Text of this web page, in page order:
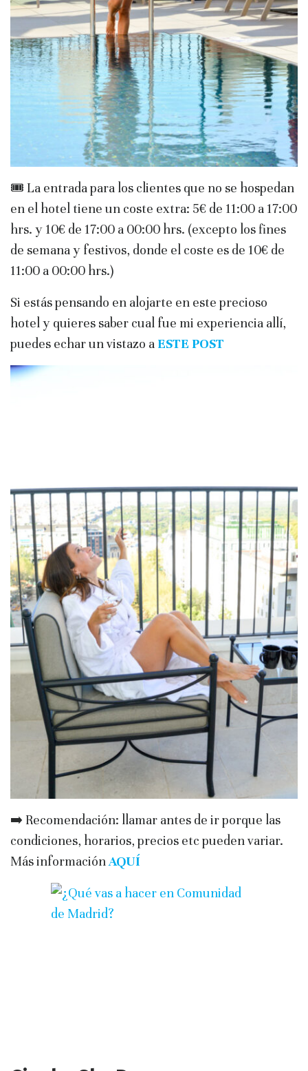
🎟️ La entrada para los clientes que no se hospedan
en el hotel tiene un coste extra: 5€ de 11:00 a 17:00
hrs. y 10€ de 17:00 a 00:00 hrs. (excepto los fines
de semana y festivos, donde el coste es de 10€ de
11:00 a 00:00 hrs.)
Si estás pensando en alojarte en este precioso
hotel y quieres saber cual fue mi experiencia allí,
puedes echar un vistazo a ESTE POST
➡️ Recomendación: llamar antes de ir porque las
condiciones, horarios, precios etc pueden variar.
Más informaciónAQUÍ